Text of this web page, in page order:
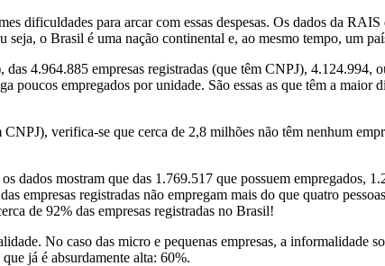
dificuldades para arcar com essas despesas. Os dados da
seja, o Brasil é uma nação continental e, ao mesmo tempo, um
4.964.885 empresas registradas (que têm CNPJ), 4.124.994,
poucos empregados por unidade. São essas as que têm a maior
verifica-se que cerca de 2,8 milhões não têm nenhum
dados mostram que das 1.769.517 que possuem empregados,
empresas registradas não empregam mais do que quatro
de 92% das empresas registradas no Brasil!
No caso das micro e pequenas empresas, a informalidade
já é absurdamente alta: 60%.